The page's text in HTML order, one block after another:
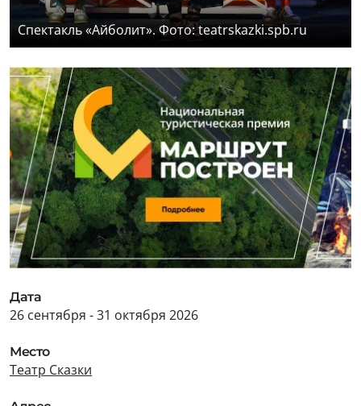
Спектакль «Айболит». Фото: teatrskazki.spb.ru
Дата
26 сентября - 31 октября 2026
Место
Театр Сказки